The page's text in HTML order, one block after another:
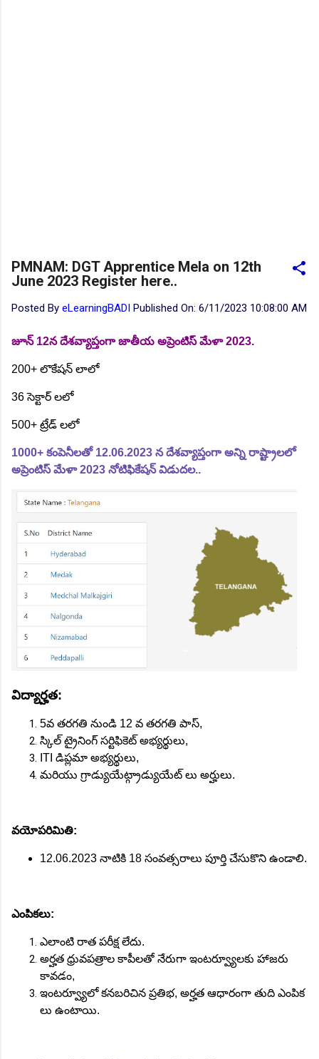
PMNAM: DGT Apprentice Mela on 12th
June 2023 Register here..
Posted By eLearningBADI Published On: 6/11/2023 10:08:00 AM
జూన్ 12న దేశవ్యాప్తంగా జాతీయ అప్రెంటిస్ మేళా 2023.
200+ లొకేషన్ లాలో
36 సెక్టార్ లలో
500+ ట్రేడ్ లలో
1000+ కంపెనీలతో 12.06.2023 న దేశవ్యాప్తంగా అన్ని రాష్ట్రాలలో
అప్రెంటిస్ మేళా 2023 నోటిఫికేషన్ విడుదల..
విద్యార్హత:
5వ తరగతి నుండి 12 వ తరగతి పాస్,
స్కిల్ ట్రైనింగ్ సర్టిఫికెట్ అభ్యర్థులు,
ITI డిప్లమా అభ్యర్థులు,
మరియు గ్రాడ్యుయేట్గ్రాడ్యుయేట్ లు అర్హులు.
వయోపరిమితి:
12.06.2023 నాటికి 18 సంవత్సరాలు పూర్తి చేసుకొని ఉండాలి.
ఎంపికలు:
ఎలాంటి రాత పరీక్ష లేదు.
అర్హత ధ్రువపత్రాల కాపీలతో నేరుగా ఇంటర్వ్యూలకు హాజరు
కావడం,
ఇంటర్వ్యూలో కనబరిచిన ప్రతిభ, అర్హత ఆధారంగా తుది ఎంపిక
లు ఉంటాయి.